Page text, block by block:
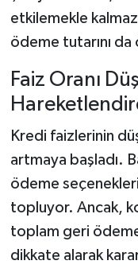
etkilemekle
ödeme tutarını
Faiz Oranı
Kredi faizlerinin
artmaya başladı.
ödeme
topluyor. Ancak,
toplam geri
dikkate alarak